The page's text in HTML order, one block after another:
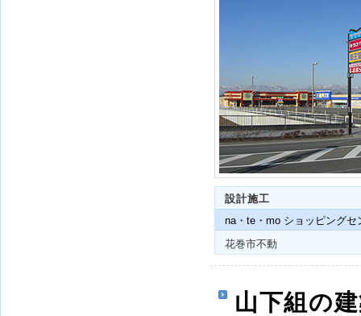
設計施工
na・te・mo ショッピングセ
花巻市不動
山下組の